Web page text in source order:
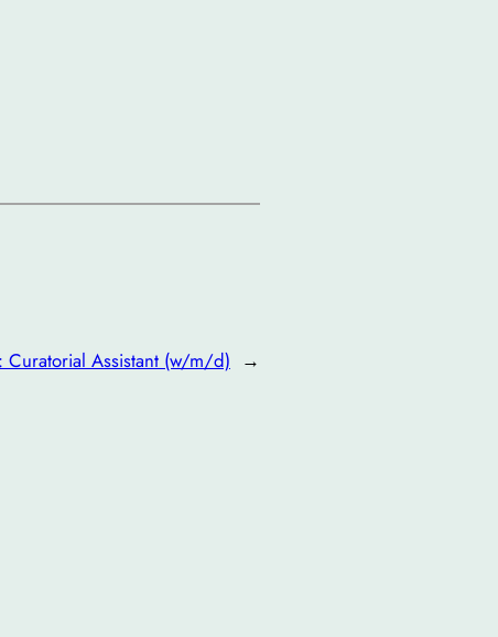
Curatorial Assistant (w/m/d) →